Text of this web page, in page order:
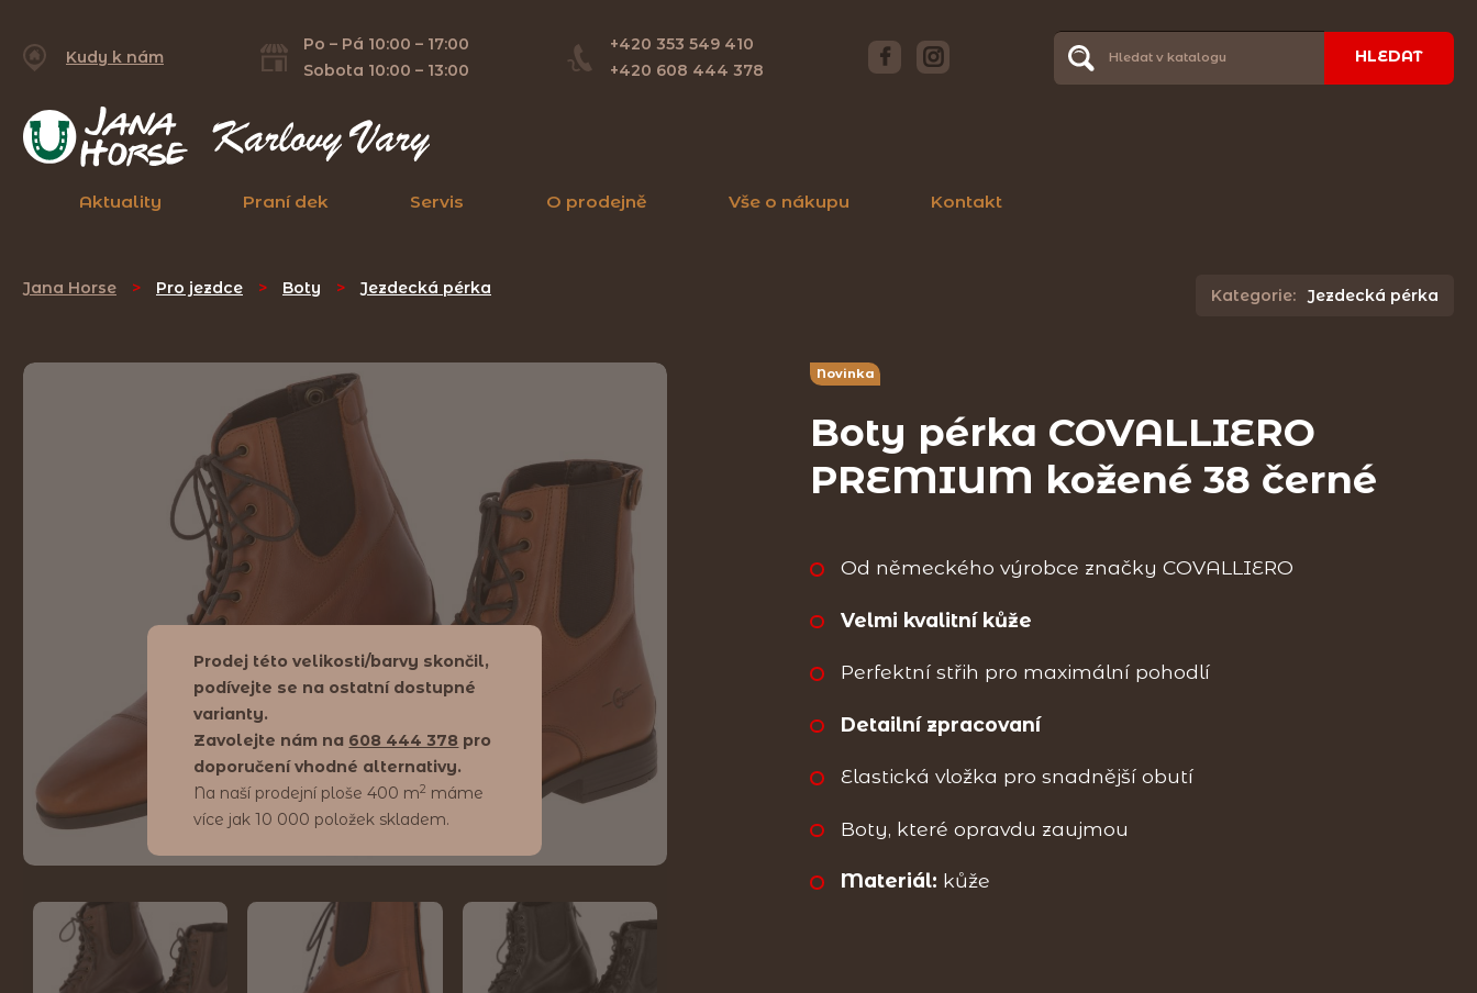
Kudy k nám
Po – Pá 10:00 – 17:00
Sobota 10:00 – 13:00
+420 353 549 410
+420 608 444 378
HLEDAT
Aktuality Praní dek Servis O prodejně Vše o nákupu Kontakt
Jana Horse > Pro jezdce > Boty > Jezdecká pérka Kategorie: Jezdecká pérka
Prodej této velikosti/barvy skončil,
podívejte se na ostatní dostupné
varianty.
Zavolejte nám na 608 444 378 pro
doporučení vhodné alternativy.
Na naší prodejní ploše 400 m2 máme
více jak 10 000 položek skladem.
Novinka
Boty pérka COVALLIERO
PREMIUM kožené 38 černé
Od německého výrobce značky COVALLIERO
Velmi kvalitní kůže
Perfektní střih pro maximální pohodlí
Detailní zpracovaní
Elastická vložka pro snadnější obutí
Boty, které opravdu zaujmou
Materiál: kůže